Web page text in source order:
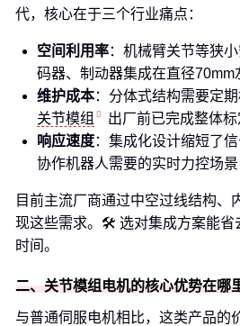
代，核心在于三个行业痛点：
空间利用率：机械臂关节等狭
码器、制动器集成在直径70mm
维护成本：分体式结构需要定
关节模组
出厂前已完成整体标
响应速度：集成化设计缩短了
协作机器人需要的实时力控场景
目前主流厂商通过中空过线结构、
现这些需求。🛠️ 选对集成方案能省
时间。
二、关节模组电机的核心优势在哪
与普通伺服电机相比，这类产品的